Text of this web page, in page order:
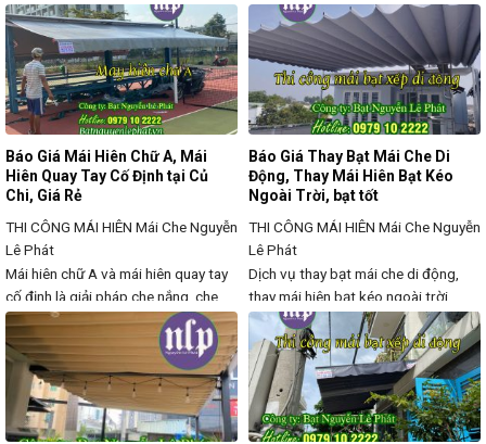
đang trở thành lựa chọn phổ biến
nhờ khả năng linh hoạt, bảo vệ
không gian bể bơi khỏi nắng gắt,
mưa lớn và giúp duy trì chất lượng
nước sạch. Với thiết kế hiện đại, dễ
dàng
nắng, chắn mưa hiệu quả cho nhà ở,
quán cà phê, nhà hàng, khách sạn,
khu vui chơi và không gian kinh
doanh ngoài trời. Với thiết kế linh
hoạt, dễ dàng điều chỉnh theo nhu
cầu sử
Báo Giá Mái Hiên Chữ A, Mái
Hiên Quay Tay Cố Định tại Củ
Chi, Giá Rẻ
THI CÔNG MÁI HIÊN Mái Che Nguyễn
Lê Phát
Mái hiên chữ A và mái hiên quay tay
cố định là giải pháp che nắng, che
mưa hiệu quả, giúp bảo vệ không
gian ngoài trời một cách tối ưu. Với
thiết kế chắc chắn, thẩm mỹ, dễ sử
dụng, hai loại mái hiên này được ứng
dụng rộng rãi cho quán cà phê,
Báo Giá Thay Bạt Mái Che Di
Động, Thay Mái Hiên Bạt Kéo
Ngoài Trời, bạt tốt
THI CÔNG MÁI HIÊN Mái Che Nguyễn
Lê Phát
Dịch vụ thay bạt mái che di động,
thay mái hiên bạt kéo ngoài trời
đang ngày càng được ưa chuộng,
giúp cải thiện chất lượng che nắng,
chắn mưa và nâng cao tính thẩm mỹ
cho không gian ngoài trời. Theo thời
gian, bạt che có thể bị hư hỏng, bạc
màu, rách do